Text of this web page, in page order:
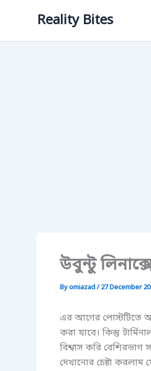
Reality Bites
উবুন্টু
Byomiazad/27 December
এর আগের পোস্টটিতে
করা যাবে। কিন্তু
বিশ্বাস করি বেশিরভাগ
দেখানোর চেষ্টা করলাম